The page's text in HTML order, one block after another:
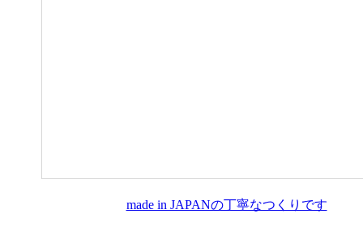
made in JAPANの丁寧なつくりです